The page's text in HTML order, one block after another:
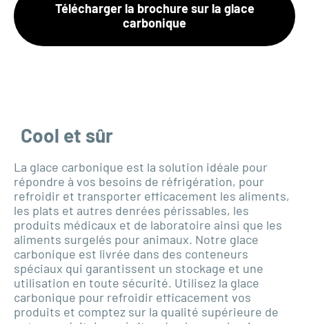
Télécharger la brochure sur la glace
carbonique
Cool et sûr
La glace carbonique est la solution idéale pour
répondre à vos besoins de réfrigération, pour
refroidir et transporter efficacement les aliments,
les plats et autres denrées périssables, les
produits médicaux et de laboratoire ainsi que les
aliments surgelés pour animaux. Notre glace
carbonique est livrée dans des conteneurs
spéciaux qui garantissent un stockage et une
utilisation en toute sécurité. Utilisez la glace
carbonique pour refroidir efficacement vos
produits et comptez sur la qualité supérieure de